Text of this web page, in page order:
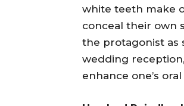
white teeth make
conceal their own
the protagonist as
wedding
enhance one’s